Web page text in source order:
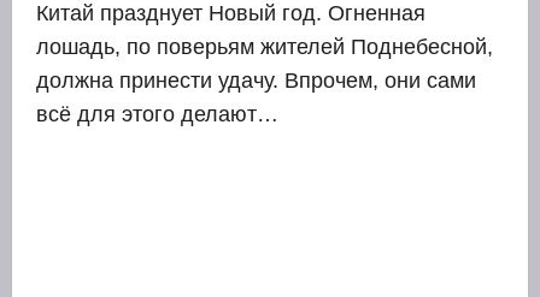
Китай празд­ну­ет Новый год. Огнен­ная
лошадь, по пове­рьям жите­лей Под­не­бес­ной,
долж­на при­не­сти уда­чу. Впро­чем, они сами
всё для это­го дела­ют…